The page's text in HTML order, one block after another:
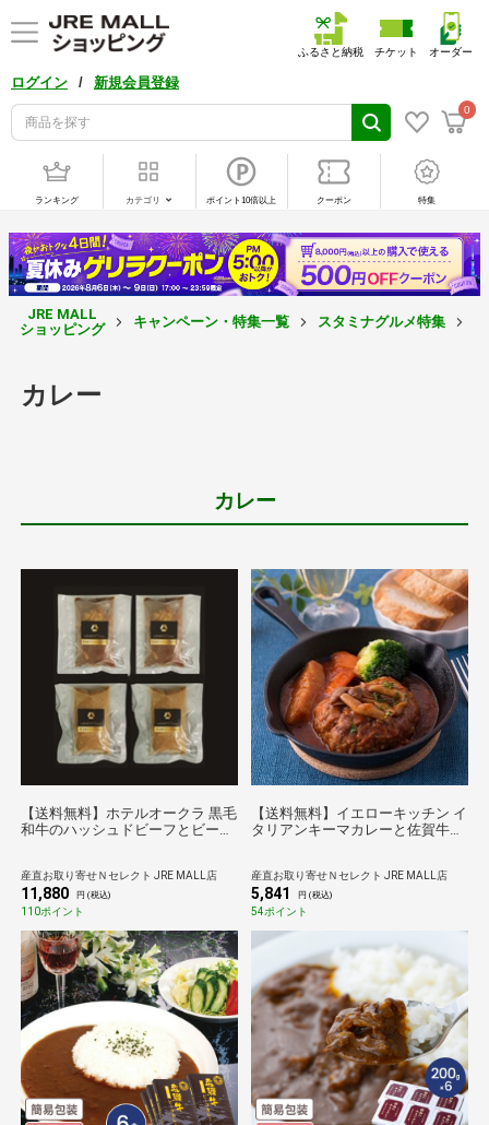
ログイン / 新規会員登録
0
ふるさと納税 チケット オーダー
ランキング カテゴリ ポイント10倍以上 クーポン 特集
JRE MALL
ショッピング
キャンペーン・特集一覧 スタミナグルメ特集
カレー
カレー
【送料無料】ホテルオークラ 黒毛
和牛のハッシュドビーフとビーフ
冷凍洋食総菜 神戸
産直お取り寄せＮセレクト JRE MALL店
11,880 円 (税込)
110ポイント
【送料無料】イエローキッチン イ
タリアンキーマカレーと佐賀牛煮
産直お取り寄せＮセレクト JRE MALL店
5,841 円 (税込)
54ポイント